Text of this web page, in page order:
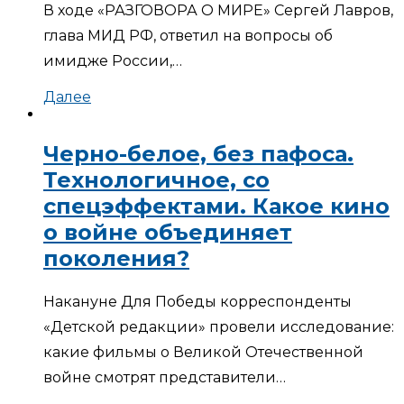
В ходе «РАЗГОВОРА О МИРЕ» Сергей Лавров,
глава МИД РФ, ответил на вопросы об
имидже России,…
Далее
Черно-белое, без пафоса.
Технологичное, со
спецэффектами. Какое кино
о войне объединяет
поколения?
Накануне Для Победы корреспонденты
«Детской редакции» провели исследование:
какие фильмы о Великой Отечественной
войне смотрят представители…